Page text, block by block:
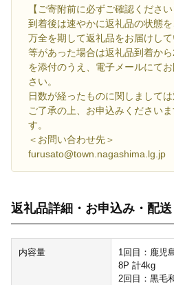
【ご寄附前に必ずご確認ください
到着後は速やかに返礼品の状態を
万全を期して返礼品をお届けし
等があった場合は返礼品到着か
を添付のうえ、電子メールにて
さい。
日数が経ったものに関しましては
ご了承の上、お申込みください
す。
＜お問い合わせ先＞
furusato@town.nagashima.lg.jp
返礼品詳細・お申込み・配送
内容量
1回目：鹿児
8P 計4kg
2回目：黒毛